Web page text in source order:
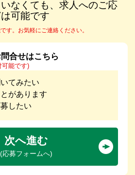
なくても、求人へのご応
可能です
す。お気軽にご連絡ください。
合せはこちら
可能です)
てみたい
があります
したい
次へ進む
(応募フォームへ)